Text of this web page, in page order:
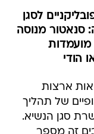
לסגן
סנאטור מנוסה
מועמדות
הודי
ארצות
של תהליך
סגן הנשיא.